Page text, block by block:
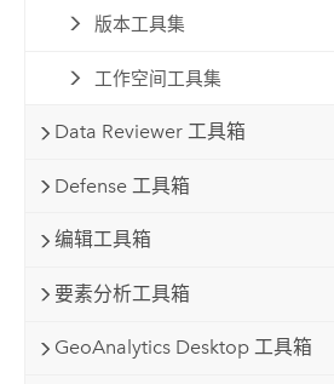
版本工具集
工作空间工具集
Data Reviewer 工具箱
Defense 工具箱
编辑工具箱
要素分析工具箱
GeoAnalytics Desktop 工具箱